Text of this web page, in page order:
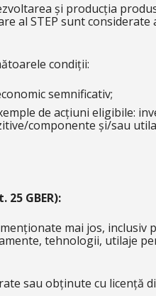
și producția
al STEP sunt considerate
condiții:
semnificativ;
de acțiuni eligibile:
componente și/sau
GBER):
mai jos, inclusiv
tehnologii, utilaje
sau obținute cu licență